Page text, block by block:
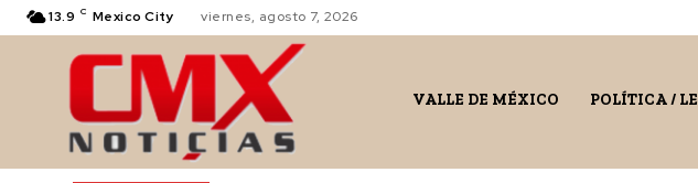
13.9 C Mexico City viernes, agosto 7, 2026
VALLE DE MÉXICO POLÍTICA /